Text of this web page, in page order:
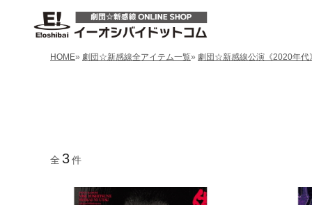
HOME» 劇団☆新感線全アイテム一覧» 劇団☆新感線公演《2020年代》
全 3件